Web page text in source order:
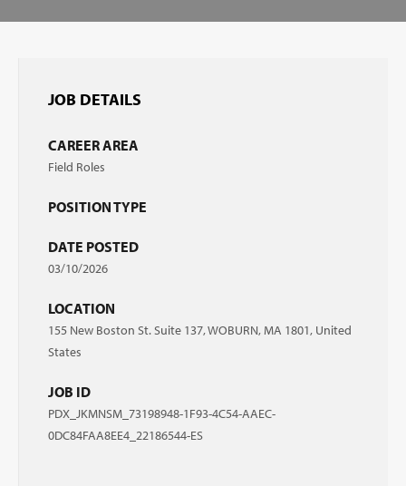
JOB DETAILS
CAREER AREA
Field Roles
POSITION TYPE
DATE POSTED
03/10/2026
LOCATION
155 New Boston St. Suite 137, WOBURN, MA 1801, United
States
JOB ID
PDX_JKMNSM_73198948-1F93-4C54-AAEC-
0DC84FAA8EE4_22186544-ES